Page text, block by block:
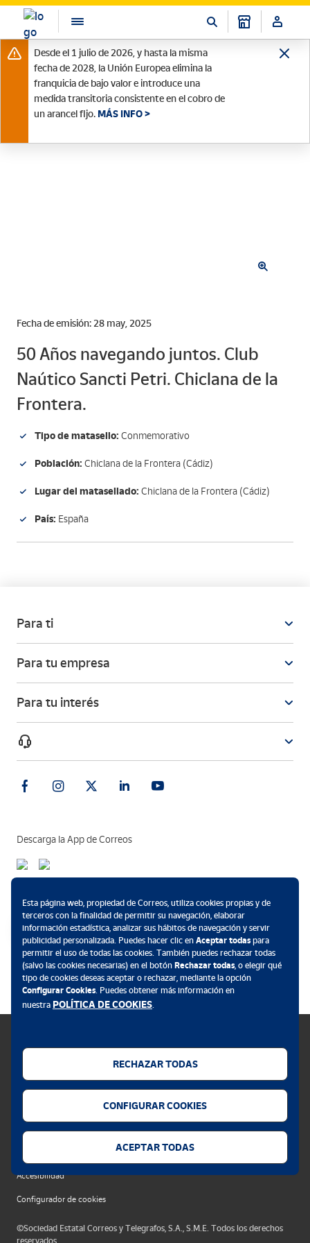
Desde el 1 julio de 2026, y hasta la misma
fecha de 2028, la Unión Europea elimina la
franquicia de bajo valor e introduce una
medida transitoria consistente en el cobro de
un arancel fijo. MÁS INFO >
Fecha de emisión: 28 may, 2025
50 Años navegando juntos. Club
Naútico Sancti Petri. Chiclana de la
Frontera.
Tipo de matasello: Conmemorativo
Población: Chiclana de la Frontera (Cádiz)
Lugar del matasellado: Chiclana de la Frontera (Cádiz)
País: España
Para ti
Para tu empresa
Para tu interés
Descarga la App de Correos
Política de cookies
Privacidad web
Accesibilidad
Configurador de cookies
©Sociedad Estatal Correos y Telegrafos, S.A., S.M.E. Todos los derechos
reservados.
Esta página web, propiedad de Correos, utiliza cookies propias y de
terceros con la finalidad de permitir su navegación, elaborar
información estadística, analizar sus hábitos de navegación y servir
publicidad personalizada. Puedes hacer clic en Aceptar todaspara
permitir el uso de todas las cookies. También puedes rechazar todas
(salvo las cookies necesarias) en el botón Rechazar todas, o elegir qué
tipo de cookies deseas aceptar o rechazar, mediante la opción
Configurar Cookies. Puedes obtener más información en
nuestra POLÍTICA DE COOKIES.
RECHAZAR TODAS
CONFIGURAR COOKIES
ACEPTAR TODAS